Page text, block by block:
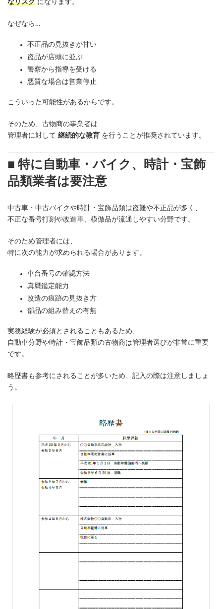
なリスク になります。
なぜなら…
不正品の見抜きが甘い
盗品が店頭に並ぶ
警察から指導を受ける
悪質な場合は営業停止
こういった可能性があるからです。
そのため、古物商の事業者は
管理者に対して 継続的な教育 を行うことが推奨されています。
■ 特に自動車・バイク、時計・宝飾
品類業者は要注意
中古車・中古バイクや時計・宝飾品類は盗難や不正品が多く、
不正な番号打刻や改造車、模倣品が流通しやすい分野です。
そのため管理者には、
特に次の能力が求められる場合があります。
車台番号の確認方法
真贋鑑定能力
改造の痕跡の見抜き方
部品の組み替えの有無
実務経験が必須とされることもあるため、
自動車分野や時計・宝飾品類の古物商は管理者選びが非常に重要
です。
略歴書も参考にされることが多いため、記入の際は注意しましょ
う。